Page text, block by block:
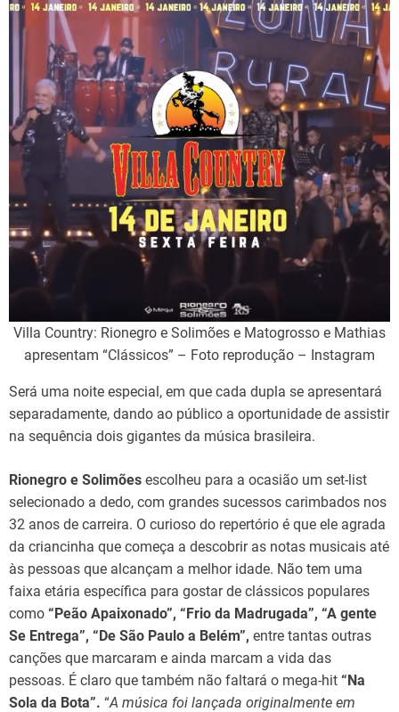
Villa Country: Rionegro e Solimões e Matogrosso e Mathias
apresentam “Clássicos” – Foto reprodução – Instagram
Será uma noite especial, em que cada dupla se apresentará
separadamente, dando ao público a oportunidade de assistir
na sequência dois gigantes da música brasileira.
Rionegro e Solimões escolheu para a ocasião um set-list
selecionado a dedo, com grandes sucessos carimbados nos
32 anos de carreira. O curioso do repertório é que ele agrada
da criancinha que começa a descobrir as notas musicais até
às pessoas que alcançam a melhor idade. Não tem uma
faixa etária específica para gostar de clássicos populares
como “Peão Apaixonado”, “Frio da Madrugada”, “A gente
Se Entrega”, “De São Paulo a Belém”, entre tantas outras
canções que marcaram e ainda marcam a vida das
pessoas. É claro que também não faltará o mega-hit “Na
Sola da Bota”. “A música foi lançada originalmente em